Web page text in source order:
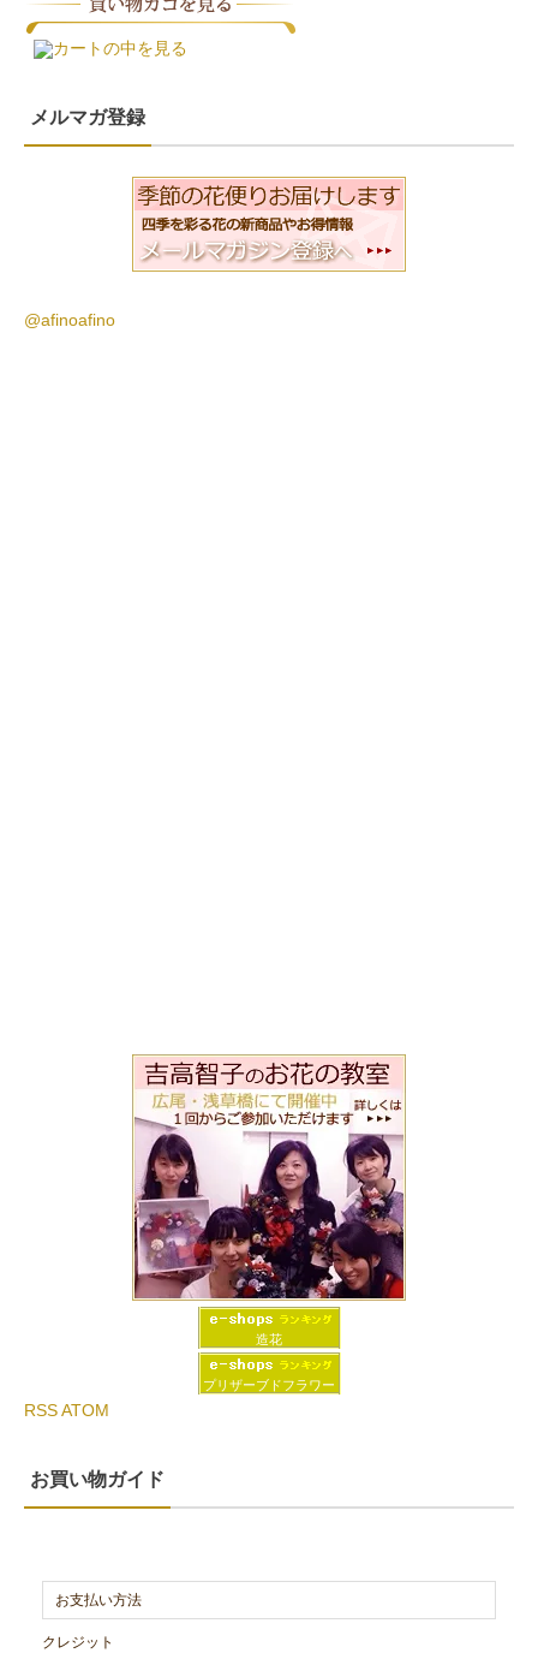
カートの中を見る
メルマガ登録
@afinoafino
造花
プリザーブドフラワー
RSSATOM
お買い物ガイド
お支払い方法
クレジット